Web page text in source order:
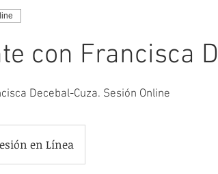
con Francisca D
Decebal-Cuza. Sesión Online
en Línea